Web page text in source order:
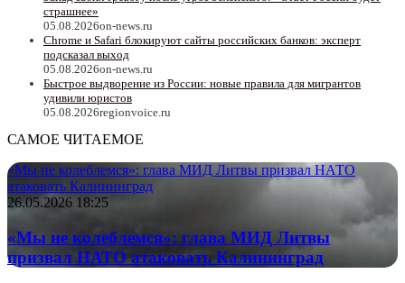
страшнее»
05.08.2026on-news.ru
Chrome и Safari блокируют сайты российских банков: эксперт
подсказал выход
05.08.2026on-news.ru
Быстрое выдворение из России: новые правила для мигрантов
удивили юристов
05.08.2026regionvoice.ru
САМОЕ ЧИТАЕМОЕ
«Мы не колеблемся»: глава МИД Литвы призвал НАТО
атаковать Калининград
26.05.2026 18:25
«Мы не колеблемся»: глава МИД Литвы
призвал НАТО атаковать Калининград